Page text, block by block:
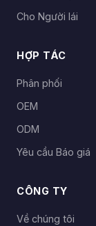
Cho Người lái
HỢP TÁC
Phân phối
OEM
ODM
Yêu cầu Báo giá
CÔNG TY
Về chúng tôi